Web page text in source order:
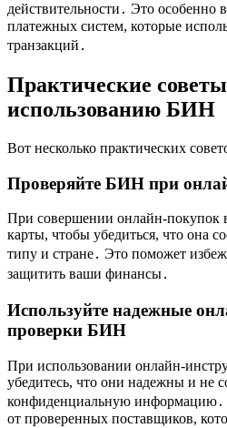
действительности․ Это особенно
платежных систем, которые
транзакций․
Практические
использованию БИН
Вот несколько практических
Проверяйте БИН при
При совершении онлайн-покупок
карты, чтобы убедиться, что она
типу и стране․ Это поможет
защитить ваши финансы․
Используйте надежные
проверки БИН
При использовании онлайн-
убедитесь, что они надежны и не
конфиденциальную
от проверенных поставщиков,